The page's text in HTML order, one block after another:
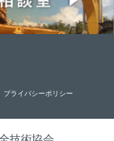
プライバシーポリシー